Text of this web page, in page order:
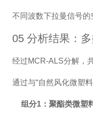
不同波数下拉曼信号
05 分析结果：
经过MCR-ALS分解，
通过与“自然风化微塑
组分1：聚酯类微塑